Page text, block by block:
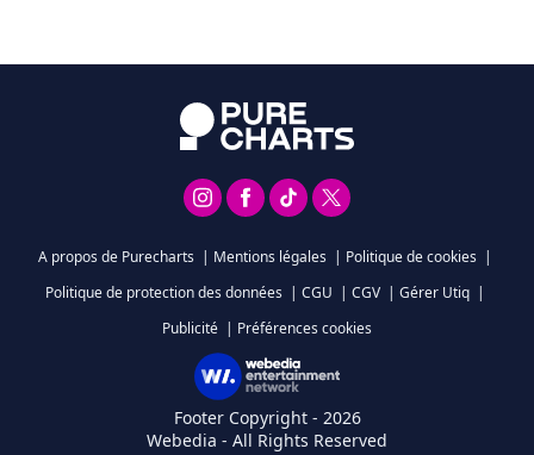
A propos de Purecharts | Mentions légales | Politique de cookies |
Politique de protection des données | CGU | CGV | Gérer Utiq |
Publicité | Préférences cookies
Footer Copyright - 2026
Webedia - All Rights Reserved